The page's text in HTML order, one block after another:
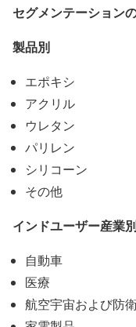
セグメンテーション
製品別
エポキシ
アクリル
ウレタン
パリレン
シリコーン
その他
インドユーザー産業
自動車
医療
航空宇宙および防